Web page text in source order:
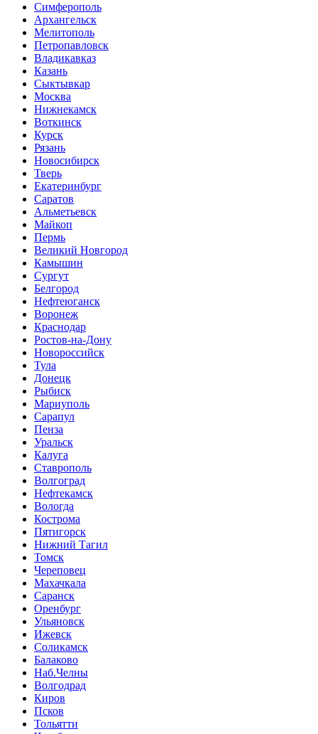
Симферополь
Архангельск
Мелитополь
Петропавловск
Владикавказ
Казань
Сыктывкар
Москва
Нижнекамск
Воткинск
Курск
Рязань
Новосибирск
Тверь
Екатеринбург
Саратов
Альметьевск
Майкоп
Пермь
Великий Новгород
Камышин
Сургут
Белгород
Нефтеюганск
Воронеж
Краснодар
Ростов-на-Дону
Новороссийск
Тула
Донецк
Рыбиск
Мариуполь
Сарапул
Пенза
Уральск
Калуга
Ставрополь
Волгоград
Нефтекамск
Вологда
Кострома
Пятигорск
Нижний Тагил
Томск
Череповец
Махачкала
Саранск
Оренбург
Ульяновск
Ижевск
Соликамск
Балаково
Наб.Челны
Волгодрад
Киров
Псков
Тольятти